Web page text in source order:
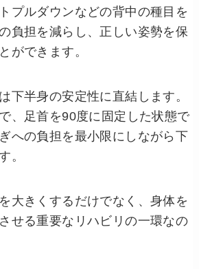
プルダウンなどの背中の種目を
負担を減らし、正しい姿勢を保
ができます。
下半身の安定性に直結します。
、足首を90度に固定した状態で
への負担を最小限にしながら下
。
大きくするだけでなく、身体を
せる重要なリハビリの一環なの